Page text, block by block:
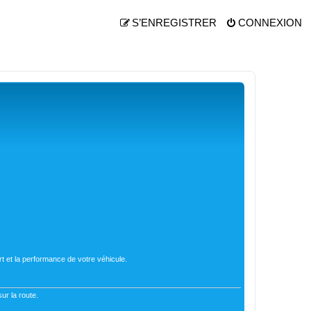
CONNEXION
S’ENREGISTRER
et la performance de votre véhicule.
la route.